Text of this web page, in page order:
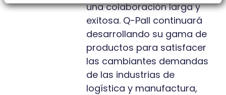
una colaboración larga y
exitosa. Q-Pall continuará
desarrollando su gama de
productos para satisfacer
las cambiantes demandas
de las industrias de
logística y manufactura,